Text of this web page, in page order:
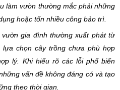
làm vườn thường mắc phải những
hoặc tốn nhiều công bảo trì.
gia đình thường xuất phát từ
chọn cây trồng chưa phù hợp
lý. Khi hiểu rõ các lỗi phổ biến
vấn đề không đáng có và tạo
theo thời gian.